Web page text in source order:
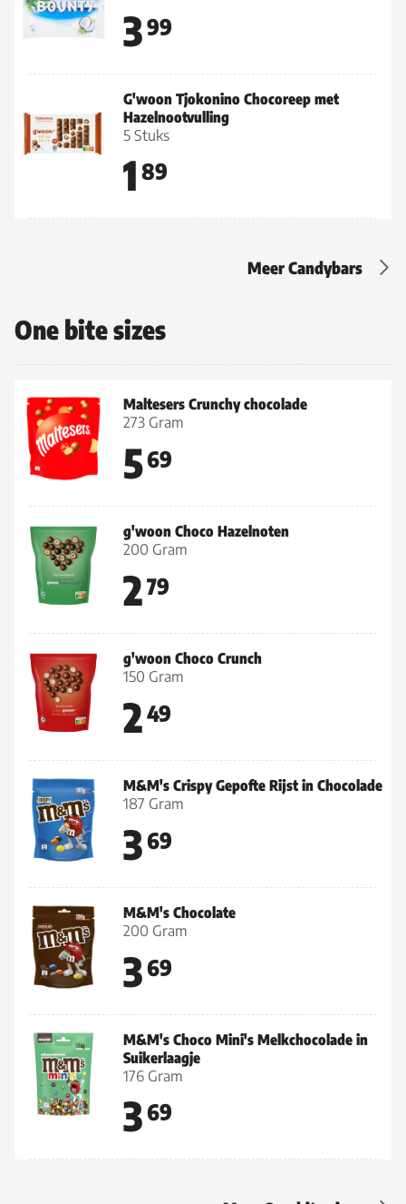
399
G'woon Tjokonino Chocoreep met
Hazelnootvulling
5 Stuks
1 89
Meer Candybars
One bite sizes
Maltesers Crunchy chocolade
273 Gram
569
g'woon Choco Hazelnoten
200 Gram
279
g'woon Choco Crunch
150 Gram
249
M&M's Crispy Gepofte Rijst in Chocolade
187 Gram
369
M&M's Chocolate
200 Gram
369
M&M's Choco Mini's Melkchocolade in
Suikerlaagje
176 Gram
369